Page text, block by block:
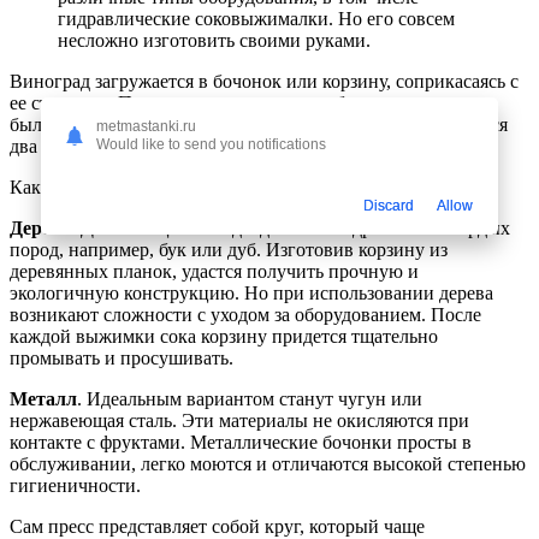
гидравлические соковыжималки. Но его совсем
несложно изготовить своими руками.
Виноград загружается в бочонок или корзину, соприкасаясь с
ее стенками. Поэтому очень важно, чтобы изготовлена она
была из качественного материала. Чаще всего используются
два варианта.
Как сделать пресс для винограда своими руками
Дерево
. Для этих целей подходит только древесина твердых
пород, например, бук или дуб. Изготовив корзину из
деревянных планок, удастся получить прочную и
экологичную конструкцию. Но при использовании дерева
возникают сложности с уходом за оборудованием. После
каждой выжимки сока корзину придется тщательно
промывать и просушивать.
Металл. Идеальным вариантом станут чугун или
нержавеющая сталь. Эти материалы не окисляются при
контакте с фруктами. Металлические бочонки просты в
обслуживании, легко моются и отличаются высокой степенью
гигиеничности.
Сам пресс представляет собой круг, который чаще
metmastanki.ru
Would like to send you notifications
Discard Allow